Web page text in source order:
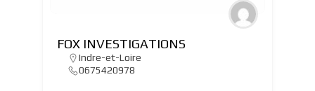
FOX INVESTIGATIONS
Indre-et-Loire
0675420978